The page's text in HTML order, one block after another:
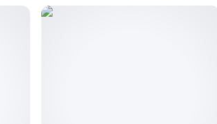
是容易被忽视的软配套，如